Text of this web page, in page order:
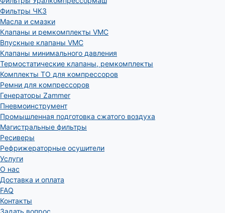
Фильтры ЧКЗ
Масла и смазки
Клапаны и ремкомплекты VMC
Впускные клапаны VMC
Клапаны минимального давления
Термостатические клапаны, ремкомплекты
Комплекты ТО для компрессоров
Ремни для компрессоров
Генераторы Zammer
Пневмоинструмент
Промышленная подготовка сжатого воздуха
Магистральные фильтры
Ресиверы
Рефрижераторные осушители
Услуги
О нас
Доставка и оплата
FAQ
Контакты
Задать вопрос